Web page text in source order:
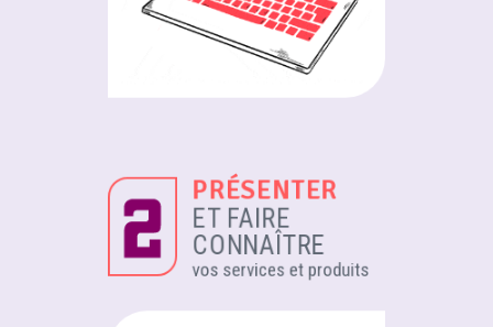
PRÉSENTER
ET FAIRE
CONNAÎTRE
vos services et produits